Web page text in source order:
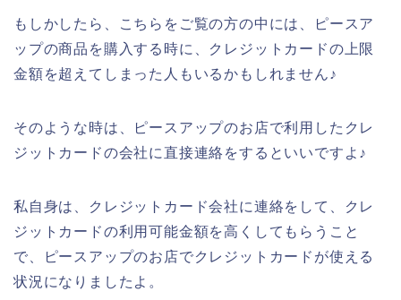
もしかしたら、こちらをご覧の方の中には、ピースア
ップの商品を購入する時に、クレジットカードの上限
金額を超えてしまった人もいるかもしれません♪
そのような時は、ピースアップのお店で利用したクレ
ジットカードの会社に直接連絡をするといいですよ♪
私自身は、クレジットカード会社に連絡をして、クレ
ジットカードの利用可能金額を高くしてもらうこと
で、ピースアップのお店でクレジットカードが使える
状況になりましたよ。